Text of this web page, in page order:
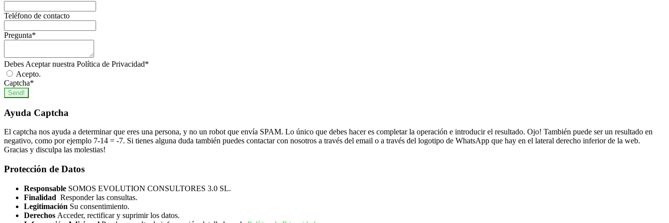
Teléfono de contacto
Pregunta*
Debes Aceptar nuestra Política de Privacidad*
Acepto.
Captcha*
Send!
Ayuda Captcha
El captcha nos ayuda a determinar que eres una persona, y no un robot que envía SPAM. Lo único que debes hacer es completar la operación e introducir el resultado. Ojo! También puede ser un resultado en
negativo, como por ejemplo 7-14 = -7. Si tienes alguna duda también puedes contactar con nosotros a través del email o a través del logotipo de WhatsApp que hay en el lateral derecho inferior de la web.
Gracias y disculpa las molestias!
Protección de Datos
Responsable SOMOS EVOLUTION CONSULTORES 3.0 SL.
Finalidad Responder las consultas.
Legitimación Su consentimiento.
Derechos Acceder, rectificar y suprimir los datos.